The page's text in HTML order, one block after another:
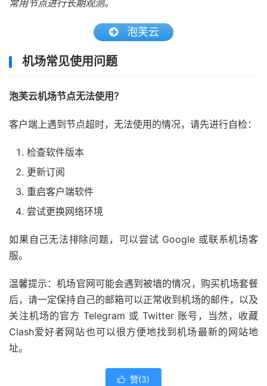
常用节点进行长期观测。
泡芙云
机场常见使用问题
泡芙云机场节点无法使用？
客户端上遇到节点超时，无法使用的情况，请先进行自检：
检查软件版本
更新订阅
重启客户端软件
尝试更换网络环境
如果自己无法排除问题，可以尝试 Google 或联系机场客
服。
温馨提示：机场官网可能会遇到被墙的情况，购买机场套餐
后，请一定保持自己的邮箱可以正常收到机场的邮件，以及
关注机场的官方 Telegram 或 Twitter 账号，当然，收藏
Clash爱好者网站也可以很方便地找到机场最新的网站地
址。
 赞(3)